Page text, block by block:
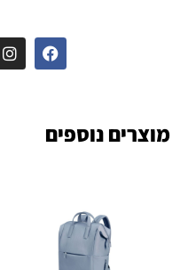
מוצרים נוספים